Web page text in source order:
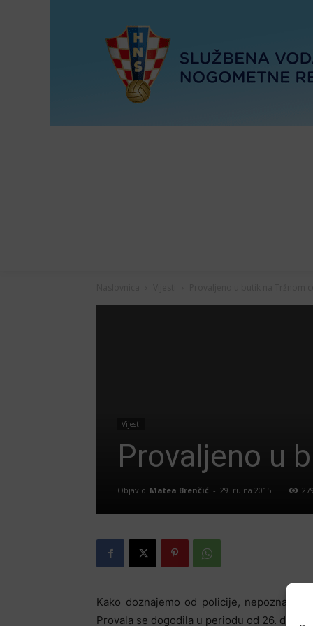
Vijesti
Provaljeno u
Objavio Matea Brenčić - 29. rujna 2015.
Kako doznajemo od policije, nepoznati
Provala se dogodila u periodu od 26. do 28.